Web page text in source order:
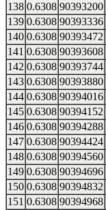
138 0.6308 90393200
139 0.6308 90393336
140 0.6308 90393472
141 0.6308 90393608
142 0.6308 90393744
143 0.6308 90393880
144 0.6308 90394016
145 0.6308 90394152
146 0.6308 90394288
147 0.6308 90394424
148 0.6308 90394560
149 0.6308 90394696
150 0.6308 90394832
151 0.6308 90394968